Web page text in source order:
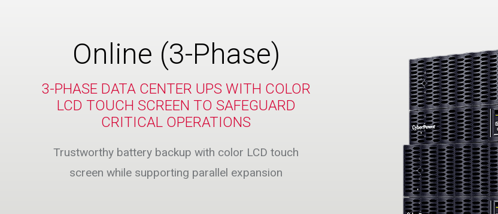
Online (3-Phase)
3-PHASE DATA CENTER UPS WITH COLOR
LCD TOUCH SCREEN TO SAFEGUARD
CRITICAL OPERATIONS
Trustworthy battery backup with color LCD touch
screen while supporting parallel expansion